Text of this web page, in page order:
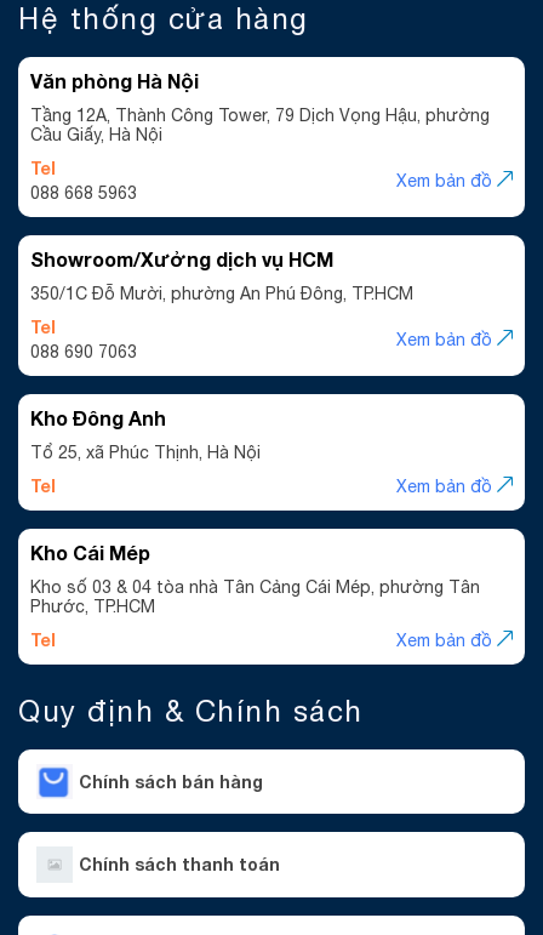
Hệ thống cửa hàng
Văn phòng Hà Nội
Tầng 12A, Thành Công Tower, 79 Dịch Vọng Hậu, phường
Cầu Giấy, Hà Nội
Tel
088 668 5963
Xem bản đồ
Showroom/Xưởng dịch vụ HCM
350/1C Đỗ Mười, phường An Phú Đông, TP.HCM
Tel
088 690 7063
Xem bản đồ
Kho Đông Anh
Tổ 25, xã Phúc Thịnh, Hà Nội
Tel Xem bản đồ
Kho Cái Mép
Kho số 03 & 04 tòa nhà Tân Cảng Cái Mép, phường Tân
Phước, TP.HCM
Tel Xem bản đồ
Quy định & Chính sách
Chính sách bán hàng
Chính sách thanh toán